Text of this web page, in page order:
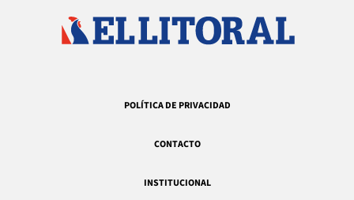
POLÍTICA DE PRIVACIDAD
CONTACTO
INSTITUCIONAL